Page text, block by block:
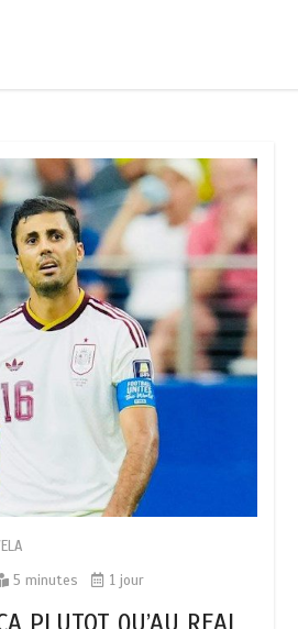
5 minutes 1 jour
PLUTOT QU’AU REAL